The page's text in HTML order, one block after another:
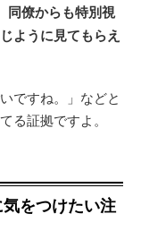
同僚からも特別視
ように見てもらえ
ですね。」などと
る証拠ですよ。
をつけたい注